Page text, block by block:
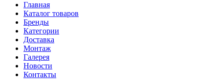
Главная
Каталог товаров
Бренды
Категории
Доставка
Монтаж
Галерея
Новости
Контакты